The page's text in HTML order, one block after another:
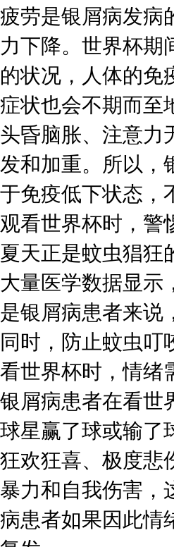
疲劳是银屑病发病
力下降。世界杯期
的状况，人体的免
症状也会不期而至
头昏脑胀、注意力
发和加重。所以，
于免疫低下状态，
观看世界杯时，警
夏天正是蚊虫猖狂
大量医学数据显示
是银屑病患者来说
同时，防止蚊虫叮
看世界杯时，情绪
银屑病患者在看世
球星赢了球或输了
狂欢狂喜、极度悲
暴力和自我伤害，
病患者如果因此情